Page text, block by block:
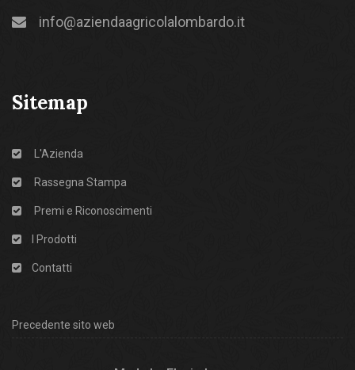
info@aziendaagricolalombardo.it
Sitemap
L'Azienda
Rassegna Stampa
Premi e Riconoscimenti
I Prodotti
Contatti
Precedente sito web